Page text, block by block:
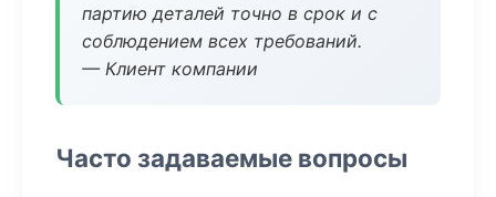
партию деталей точно в срок и с
соблюдением всех требований.
— Клиент компании
Часто задаваемые вопросы